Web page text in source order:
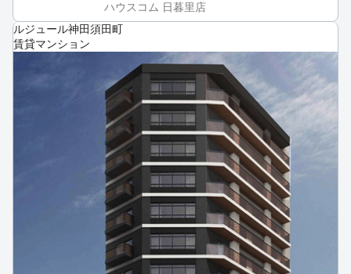
ハウスコム 日暮里店
ルジュール神田須田町
賃貸マンション